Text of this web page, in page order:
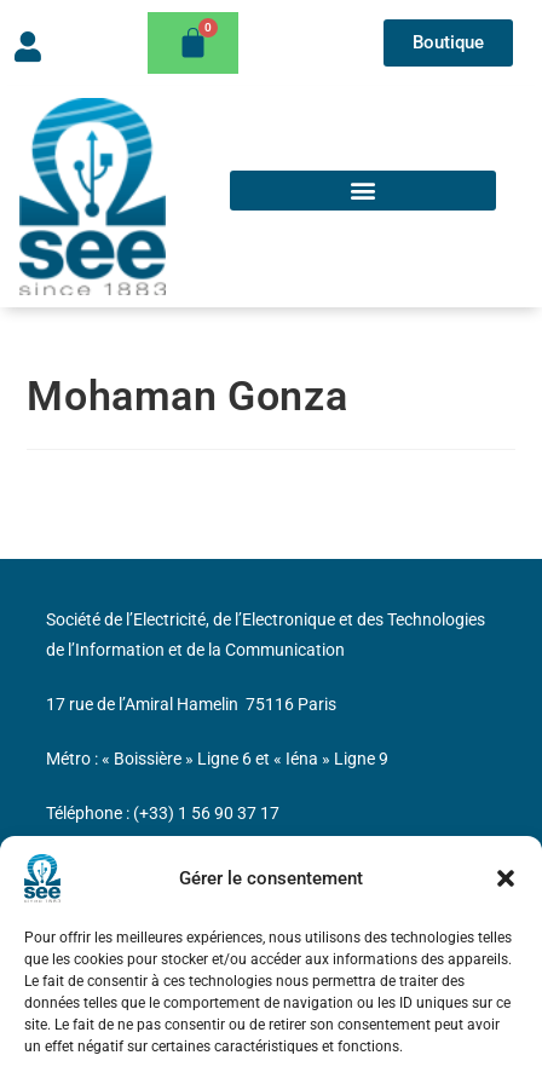
Gérer le consentement
Pour offrir les meilleures expériences, nous utilisons des technologies telles
que les cookies pour stocker et/ou accéder aux informations des appareils.
Le fait de consentir à ces technologies nous permettra de traiter des
données telles que le comportement de navigation ou les ID uniques sur ce
site. Le fait de ne pas consentir ou de retirer son consentement peut avoir
un effet négatif sur certaines caractéristiques et fonctions.
Boutique
Mohaman Gonza
Bicentenaire des découvertes d’André-
Marie Ampère
Mentions légales
Société de l’Electricité, de l’Electronique et des Technologies
de l’Information et de la Communication
17 rue de l’Amiral Hamelin 75116 Paris
Métro : « Boissière » Ligne 6 et « Iéna » Ligne 9
Téléphone : (+33) 1 56 90 37 17
N° de SIREN : 785 393 232, Code APE : 9412Z TVA intra-
communautaire : FR44 785 393 232